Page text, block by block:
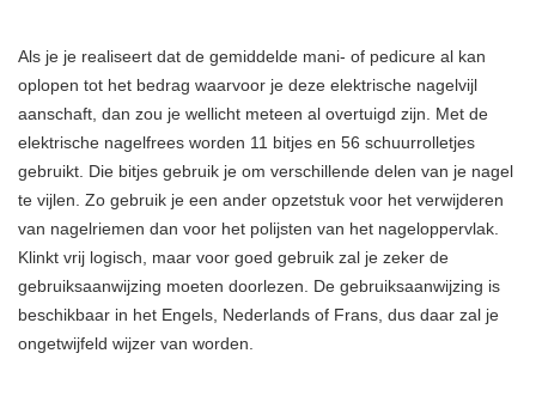
Als je je realiseert dat de gemiddelde mani- of pedicure al kan
oplopen tot het bedrag waarvoor je deze elektrische nagelvijl
aanschaft, dan zou je wellicht meteen al overtuigd zijn. Met de
elektrische nagelfrees worden 11 bitjes en 56 schuurrolletjes
gebruikt. Die bitjes gebruik je om verschillende delen van je nagel
te vijlen. Zo gebruik je een ander opzetstuk voor het verwijderen
van nagelriemen dan voor het polijsten van het nageloppervlak.
Klinkt vrij logisch, maar voor goed gebruik zal je zeker de
gebruiksaanwijzing moeten doorlezen. De gebruiksaanwijzing is
beschikbaar in het Engels, Nederlands of Frans, dus daar zal je
ongetwijfeld wijzer van worden.